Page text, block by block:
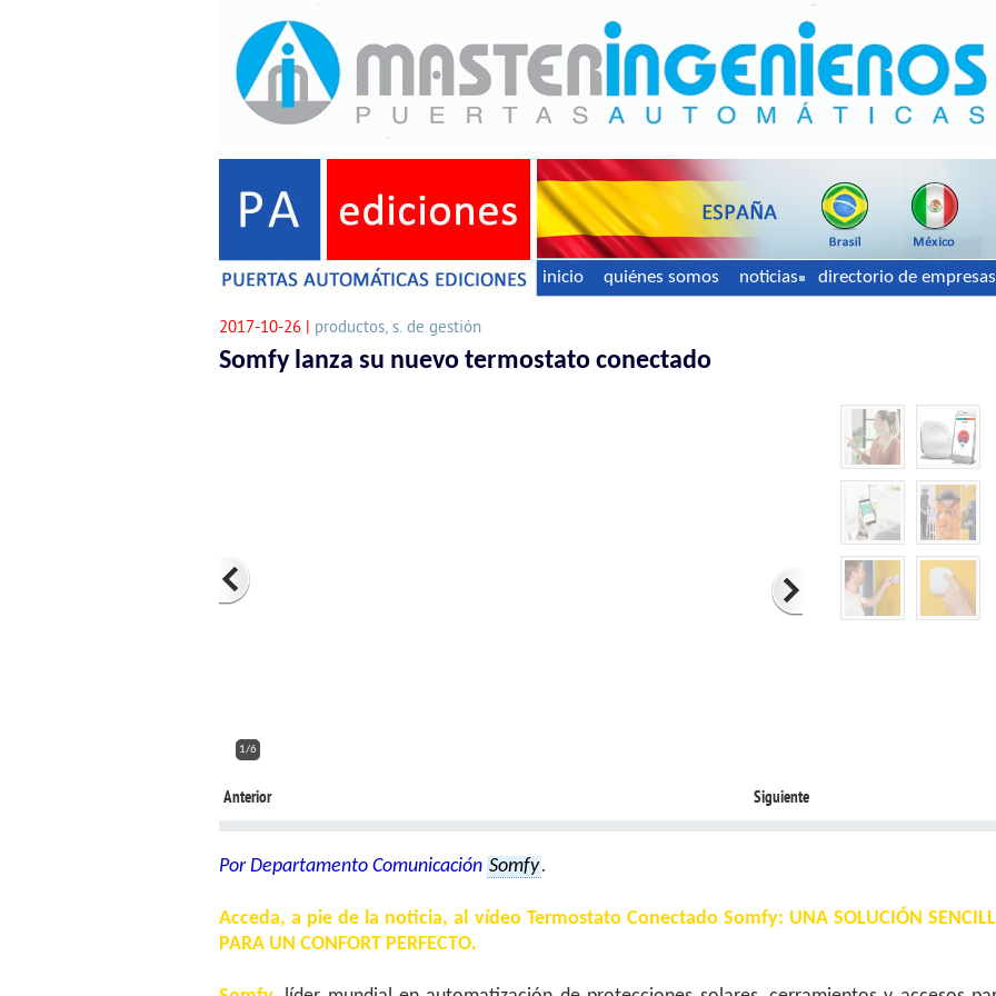
inicio quiénes somos noticias directorio de empresas
2017-10-26 | productos, s. de gestión
Somfy lanza su nuevo termostato conectado
2/6
Anterior Siguiente
Por Departamento Comunicación Somfy.
Acceda, a pie de la noticia, al vídeo Termostato Conectado Somfy: UNA SOLUCIÓN
PARA UN CONFORT PERFECTO.